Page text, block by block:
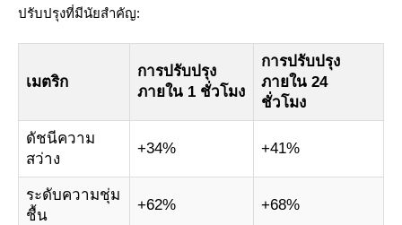
ปรับปรุงที่มีนัยสำคัญ:
เมตริก
การปรับปรุง
ภายใน 1 ชั่วโมง
การปรับปรุง
ภายใน 24
ชั่วโมง
ดัชนีความ
สว่าง
+34% +41%
ระดับความชุ่ม
ชื้น
+62% +68%